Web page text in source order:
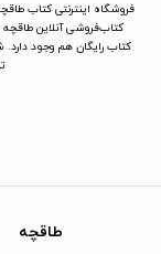
فروشگاه اینترنتی کتاب
کتاب‌فروشی آنلاین
کتاب رایگان هم وجود دارد.
طاقچه